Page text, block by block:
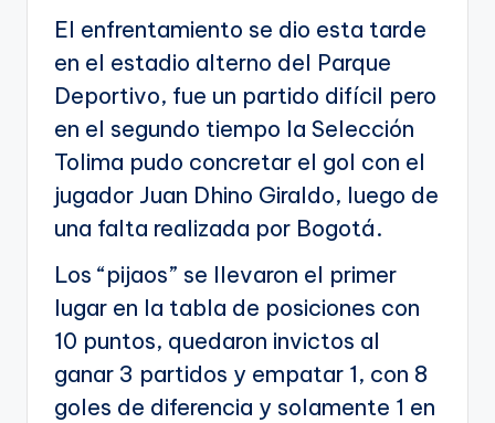
El enfrentamiento se dio esta tarde
en el estadio alterno del Parque
Deportivo, fue un partido difícil pero
en el segundo tiempo la Selección
Tolima pudo concretar el gol con el
jugador Juan Dhino Giraldo, luego de
una falta realizada por Bogotá.
Los “pijaos” se llevaron el primer
lugar en la tabla de posiciones con
10 puntos, quedaron invictos al
ganar 3 partidos y empatar 1, con 8
goles de diferencia y solamente 1 en